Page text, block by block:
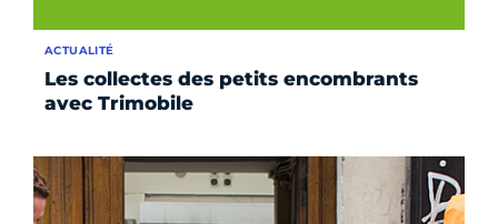
Les collectes des petits encombrants
avec Trimobile
ACTUALITÉ